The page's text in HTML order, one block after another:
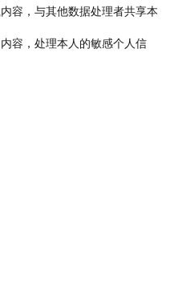
容，与其他数据处理者共享本
容，处理本人的敏感个人信